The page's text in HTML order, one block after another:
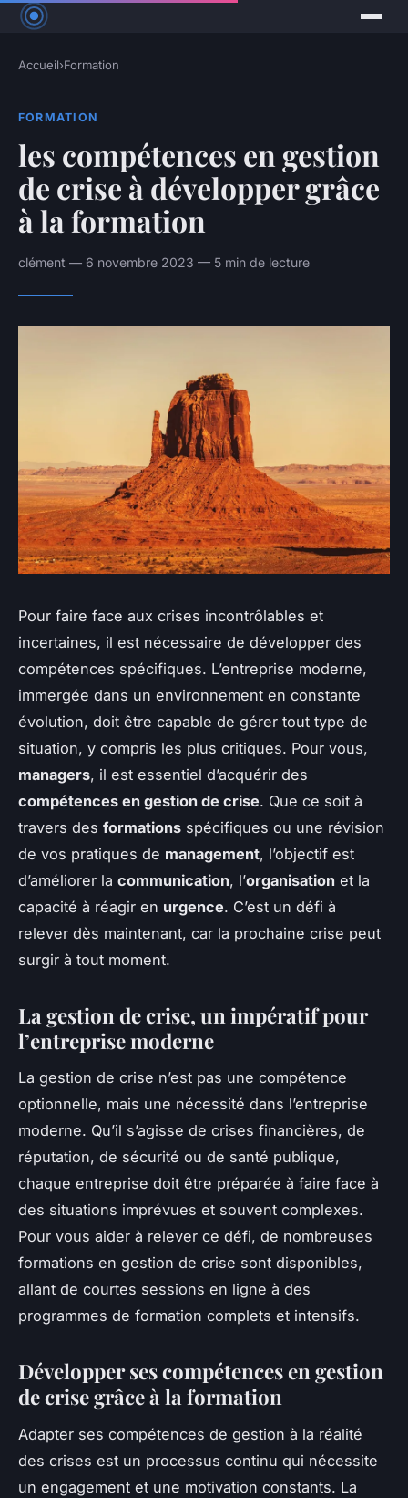
Accueil›Formation
FORMATION
les compétences en gestion
de crise à développer grâce
à la formation
clément — 6 novembre 2023 — 5 min de lecture
Pour faire face aux crises incontrôlables et
incertaines, il est nécessaire de développer des
compétences spécifiques. L’entreprise moderne,
immergée dans un environnement en constante
évolution, doit être capable de gérer tout type de
situation, y compris les plus critiques. Pour vous,
managers, il est essentiel d’acquérir des
compétences en gestion de crise. Que ce soit à
travers des formations spécifiques ou une révision
de vos pratiques de management, l’objectif est
d’améliorer la communication, l’organisation et la
capacité à réagir en urgence. C’est un défi à
relever dès maintenant, car la prochaine crise peut
surgir à tout moment.
La gestion de crise, un impératif pour
l’entreprise moderne
La gestion de crise n’est pas une compétence
optionnelle, mais une nécessité dans l’entreprise
moderne. Qu’il s’agisse de crises financières, de
réputation, de sécurité ou de santé publique,
chaque entreprise doit être préparée à faire face à
des situations imprévues et souvent complexes.
Pour vous aider à relever ce défi, de nombreuses
formations en gestion de crise sont disponibles,
allant de courtes sessions en ligne à des
programmes de formation complets et intensifs.
Développer ses compétences en gestion
de crise grâce à la formation
Adapter ses compétences de gestion à la réalité
des crises est un processus continu qui nécessite
un engagement et une motivation constants. La